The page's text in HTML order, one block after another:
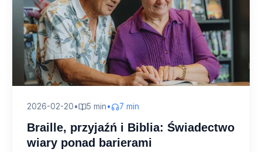
2026-02-20• 5 min• 7 min
Braille, przyjaźń i Biblia: Świadectwo
wiary ponad barierami